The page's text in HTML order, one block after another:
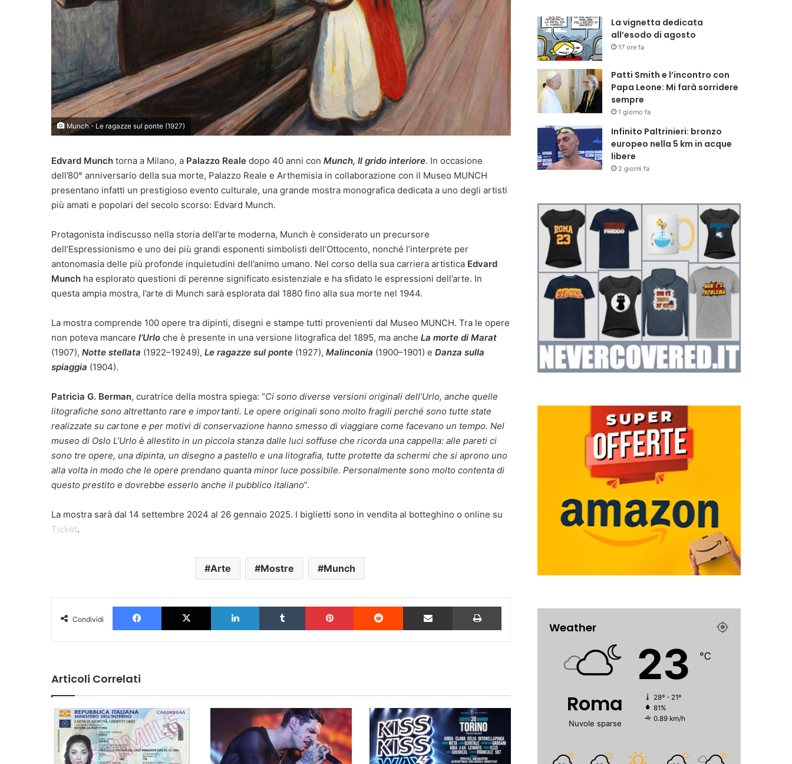
Munch - Le ragazze sul ponte (1927)
Edvard Munch torna a Milano, a Palazzo Reale dopo 40 anni con Munch, Il grido interiore. In occasione
dell’80° anniversario della sua morte, Palazzo Reale e Arthemisia in collaborazione con il Museo MUNCH
presentano infatti un prestigioso evento culturale, una grande mostra monografica dedicata a uno degli artisti
più amati e popolari del secolo scorso: Edvard Munch.
Protagonista indiscusso nella storia dell’arte moderna, Munch è considerato un precursore
dell’Espressionismo e uno dei più grandi esponenti simbolisti dell’Ottocento, nonché l’interprete per
antonomasia delle più profonde inquietudini dell’animo umano. Nel corso della sua carriera artistica Edvard
Munch ha esplorato questioni di perenne significato esistenziale e ha sfidato le espressioni dell’arte. In
questa ampia mostra, l’arte di Munch sarà esplorata dal 1880 fino alla sua morte nel 1944.
La mostra comprende 100 opere tra dipinti, disegni e stampe tutti provenienti dal Museo MUNCH. Tra le opere
non poteva mancare l’Urlo che è presente in una versione litografica del 1895, ma anche La morte di Marat
(1907), Notte stellata (1922–19249), Le ragazze sul ponte (1927), Malinconia (1900–1901) e Danza sulla
spiaggia (1904).
Patricia G. Berman, curatrice della mostra spiega: “Ci sono diverse versioni originali dell’Urlo, anche quelle
litografiche sono altrettanto rare e importanti. Le opere originali sono molto fragili perché sono tutte state
realizzate su cartone e per motivi di conservazione hanno smesso di viaggiare come facevano un tempo. Nel
museo di Oslo L’Urlo è allestito in un piccola stanza dalle luci soffuse che ricorda una cappella: alle pareti ci
sono tre opere, una dipinta, un disegno a pastello e una litografia, tutte protette da schermi che si aprono uno
alla volta in modo che le opere prendano quanta minor luce possibile. Personalmente sono molto contenta di
questo prestito e dovrebbe esserlo anche il pubblico italiano”.
La mostra sarà dal 14 settembre 2024 al 26 gennaio 2025. I biglietti sono in vendita al botteghino o online su
Ticket.
Arte Mostre Munch
Condividi
Facebook X LinkedIn Tumblr Pinterest Reddit Condividi via Email Stampa
Articoli Correlati
La vignetta dedicata
all’esodo di agosto
17 ore fa
Patti Smith e l’incontro con
Papa Leone: Mi farà sorridere
sempre
1 giorno fa
Infinito Paltrinieri: bronzo
europeo nella 5 km in acque
libere
2 giorni fa
Weather
Roma
Nuvole sparse
23 ℃
28º - 21º
81%
0.89 km/h